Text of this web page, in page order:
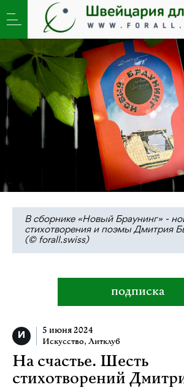
Искусство,Литклуб»На
стихотворений Дмитрия
В сборнике «Новый Браунинг» -
стихотворения и поэмы Дмитрия
(© forall.swiss)
подписка
5 июня 2024
Искусство, Литклуб
На счастье. Шесть
стихотворений